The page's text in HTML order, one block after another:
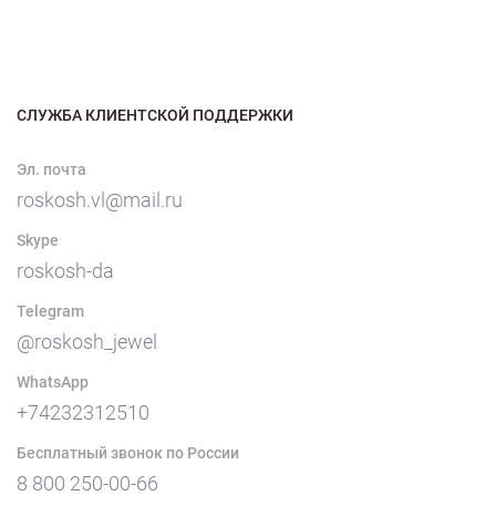
СЛУЖБА КЛИЕНТСКОЙ ПОДДЕРЖКИ
Эл. почта
roskosh.vl@mail.ru
Skype
roskosh-da
Telegram
@roskosh_jewel
WhatsApp
+74232312510
Бесплатный звонок по России
8 800 250-00-66